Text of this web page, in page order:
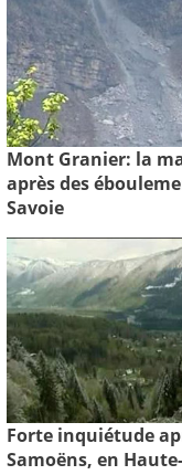
Mont Granier: la
après des
Savoie
Forte inquiétude
Samoëns, en